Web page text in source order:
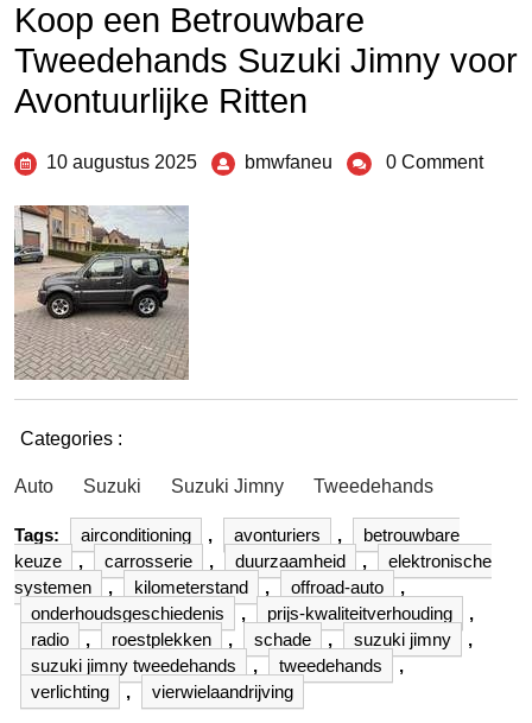
Koop een Betrouwbare
Tweedehands Suzuki Jimny voor
Avontuurlijke Ritten
10 augustus 2025 bmwfaneu 0 Comment
Categories :
Auto Suzuki Suzuki Jimny Tweedehands
Tags: airconditioning , avonturiers ,
betrouwbare
keuze
, carrosserie , duurzaamheid ,
elektronische
systemen
, kilometerstand , offroad-auto
,
onderhoudsgeschiedenis
, prijs-kwaliteitverhouding
,
radio
, roestplekken , schade , suzuki jimny
,
suzuki jimny tweedehands
, tweedehands
,
verlichting
, vierwielaandrijving